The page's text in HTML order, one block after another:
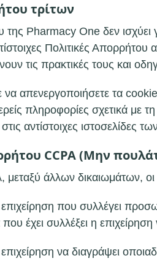
τρίτων
της Pharmacy One δεν
Πολιτικές
τις πρακτικές τους και
να απενεργοποιήσετε τα
πληροφορίες σχετικά με
στις αντίστοιχες
CCPA (Μην
άλλων δικαιωμάτων, οι
που συλλέγει
έχει συλλέξει η επιχείρηση
να διαγράψει